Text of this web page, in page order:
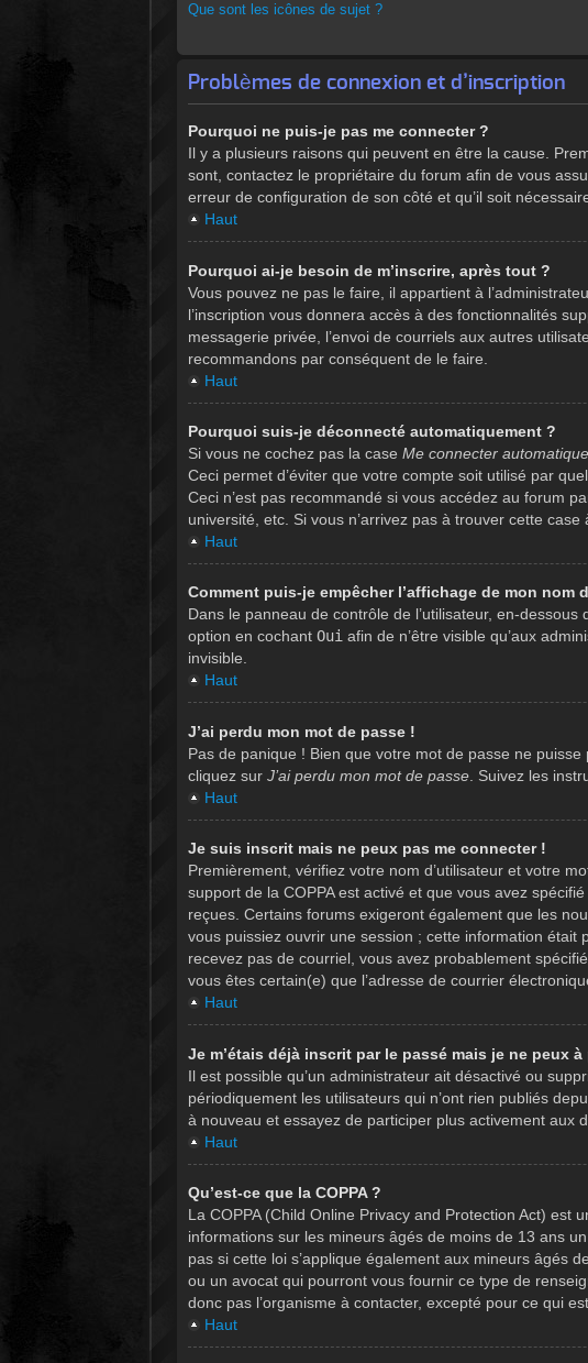
Que sont les icônes de sujet ?
Problèmes de connexion et d’inscription
Pourquoi ne puis-je pas me connecter ?
Il y a plusieurs raisons qui peuvent en être la cause.
sont, contactez le propriétaire du forum afin de vous
erreur de configuration de son côté et qu’il soit
Haut
Pourquoi ai-je besoin de m’inscrire, après tout ?
Vous pouvez ne pas le faire, il appartient à
l’inscription vous donnera accès à des fonctionnalités
messagerie privée, l’envoi de courriels aux autres
recommandons par conséquent de le faire.
Haut
Pourquoi suis-je déconnecté automatiquement ?
Si vous ne cochez pas la caseMe connecter
Ceci permet d’éviter que votre compte soit utilisé par
Ceci n’est pas recommandé si vous accédez au forum
université, etc. Si vous n’arrivez pas à trouver cette
Haut
Comment puis-je empêcher l’affichage de mon
Dans le panneau de contrôle de l’utilisateur, en-
option en cochantOui afin de n’être visible qu’aux
invisible.
Haut
J’ai perdu mon mot de passe !
Pas de panique ! Bien que votre mot de passe ne
cliquez surJ’ai perdu mon mot de passe . Suivez les
Haut
Je suis inscrit mais ne peux pas me connecter !
Premièrement, vérifiez votre nom d’utilisateur et votre
support de la COPPA est activé et que vous avez
reçues. Certains forums exigeront également que les
vous puissiez ouvrir une session ; cette information
recevez pas de courriel, vous avez probablement
vous êtes certain(e) que l’adresse de courrier
Haut
Je m’étais déjà inscrit par le passé mais je ne peux
Il est possible qu’un administrateur ait désactivé ou
périodiquement les utilisateurs qui n’ont rien publiés
à nouveau et essayez de participer plus activement aux
Haut
Qu’est-ce que la COPPA ?
La COPPA (Child Online Privacy and Protection Act) est
informations sur les mineurs âgés de moins de 13 ans
pas si cette loi s’applique également aux mineurs âgés
ou un avocat qui pourront vous fournir ce type de
donc pas l’organisme à contacter, excepté pour ce qui
Haut